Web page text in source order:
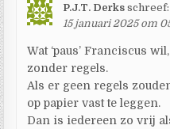
P.J.T. Derks schreef:
15 januari 2025 om
Wat ‘paus’ Franciscus
zonder regels.
Als er geen regels
op papier vast te leggen.
Dan is iedereen zo vrij